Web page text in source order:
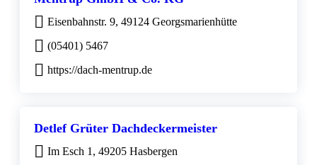
Eisenbahnstr. 9, 49124 Georgsmarienhütte
(05401) 5467
https://dach-mentrup.de
Detlef Grüter Dachdeckermeister
Im Esch 1, 49205 Hasbergen